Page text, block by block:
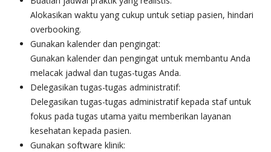
Alokasikan waktu yang cukup untuk setiap pasien, hindari
overbooking.
Gunakan kalender dan pengingat:
Gunakan kalender dan pengingat untuk membantu Anda
melacak jadwal dan tugas-tugas Anda.
Delegasikan tugas-tugas administratif:
Delegasikan tugas-tugas administratif kepada staf untuk
fokus pada tugas utama yaitu memberikan layanan
kesehatan kepada pasien.
Gunakan software klinik: